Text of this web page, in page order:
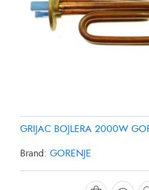
GRIJAC BOJLERA 2000W
Brand: GORENJE
GRIJAC FRIZIDERA
Brand: SAMSUNG
GRIJAC FRIZIDERA
Brand: SAMSUNG